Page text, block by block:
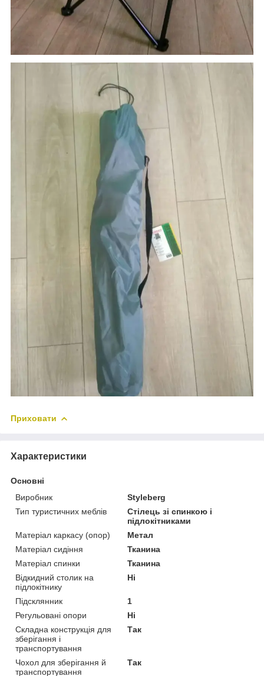
Приховати
Характеристики
Основні
Виробник
Styleberg
Тип туристичних меблів
Стілець зі спинкою і
підлокітниками
Матеріал каркасу (опор)
Метал
Матеріал сидіння
Тканина
Матеріал спинки
Тканина
Відкидний столик на
підлокітнику
Ні
Підсклянник
1
Регульовані опори
Ні
Складна конструкція для
зберігання і
транспортування
Так
Чохол для зберігання й
транспортування
Так